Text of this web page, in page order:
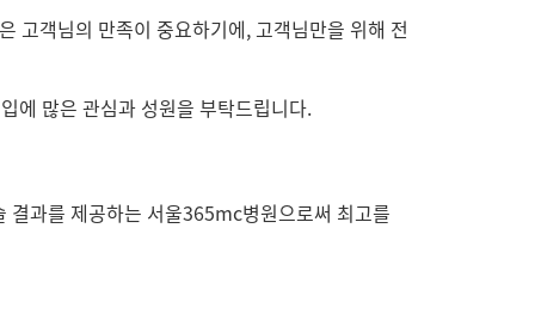
고객님의 만족이 중요하기에, 고객님만을 위해 전
에 많은 관심과 성원을 부탁드립니다.
결과를 제공하는 서울365mc병원으로써 최고를